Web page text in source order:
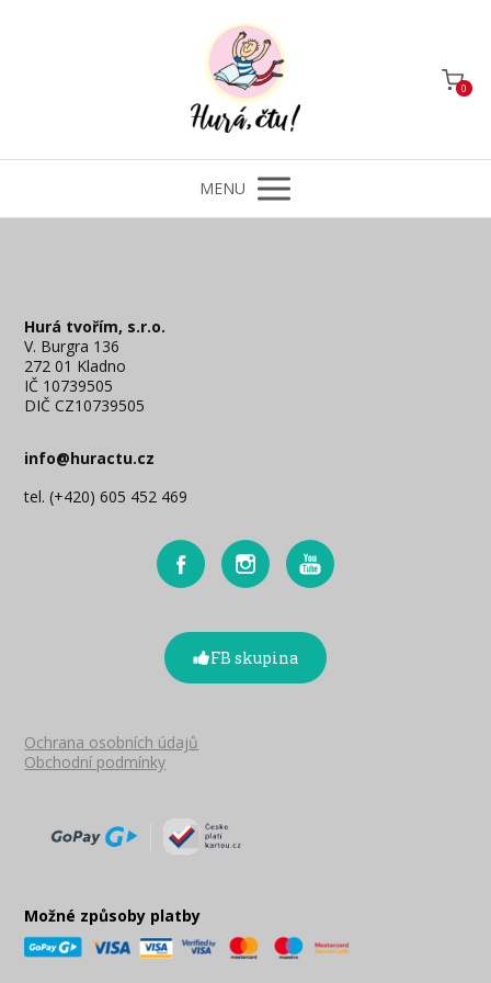
0
MENU
Hurá tvořím, s.r.o.
V. Burgra 136
272 01 Kladno
IČ 10739505
DIČ CZ10739505
info@huractu.cz
tel. (+420) 605 452 469
FB skupina
Ochrana osobních údajů
Obchodní podmínky
Možné způsoby platby